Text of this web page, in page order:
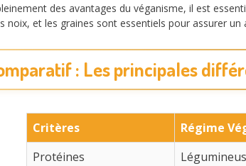
des avantages du véganisme, il est
noix, et les graines sont essentiels pour assurer
: Les principales
Critères Régime
Protéines